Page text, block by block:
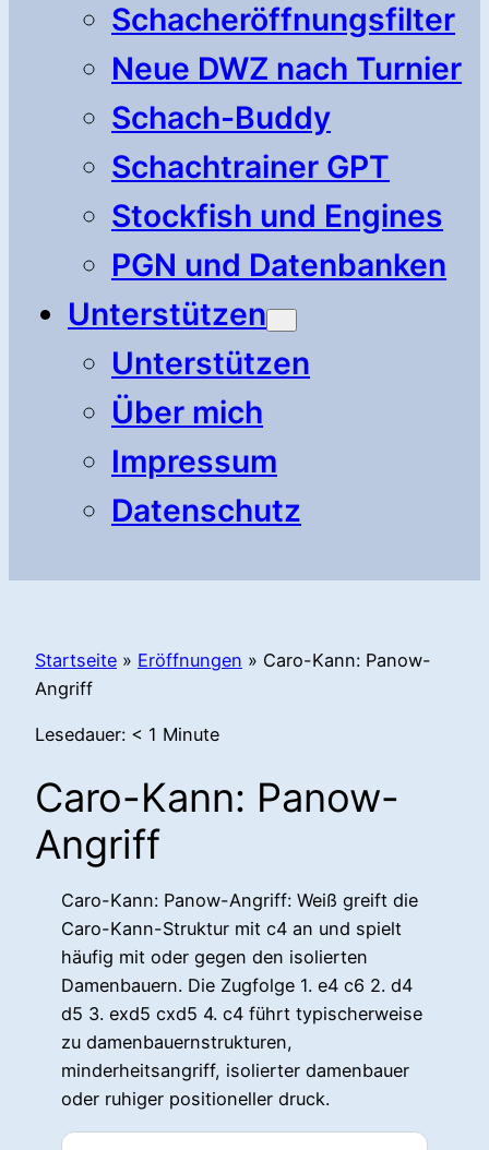
Schacheröffnungsfilter
Neue DWZ nach Turnier
Schach-Buddy
Schachtrainer GPT
Stockfish und Engines
PGN und Datenbanken
Unterstützen
Unterstützen
Über mich
Impressum
Datenschutz
Startseite » Eröffnungen » Caro-Kann: Panow-
Angriff
Lesedauer: < 1 Minute
Caro-Kann: Panow-
Angriff
Caro-Kann: Panow-Angriff: Weiß greift die
Caro-Kann-Struktur mit c4 an und spielt
häufig mit oder gegen den isolierten
Damenbauern. Die Zugfolge 1. e4 c6 2. d4
d5 3. exd5 cxd5 4. c4 führt typischerweise
zu damenbauernstrukturen,
minderheitsangriff, isolierter damenbauer
oder ruhiger positioneller druck.